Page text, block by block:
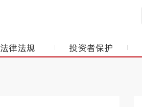
法律法规 投资者保护